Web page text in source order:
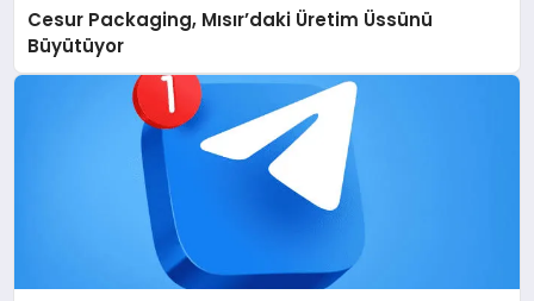
Cesur Packaging, Mısır’daki Üretim Üssünü
Büyütüyor